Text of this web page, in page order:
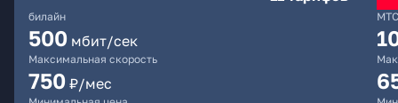
билайн
500 мбит/сек
Максимальная скорость
750 ₽/мес
МТС